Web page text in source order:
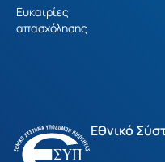
Ευκαιρίες
απασχόλησης
Εθνικό